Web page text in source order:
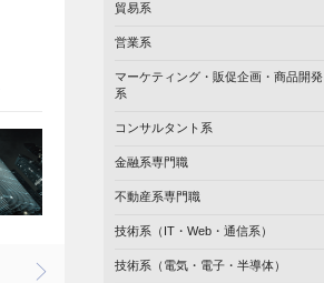
貿易系
営業系
マーケティング・販促企画・商品開発
系
コンサルタント系
金融系専門職
不動産系専門職
技術系（IT・Web・通信系）
技術系（電気・電子・半導体）